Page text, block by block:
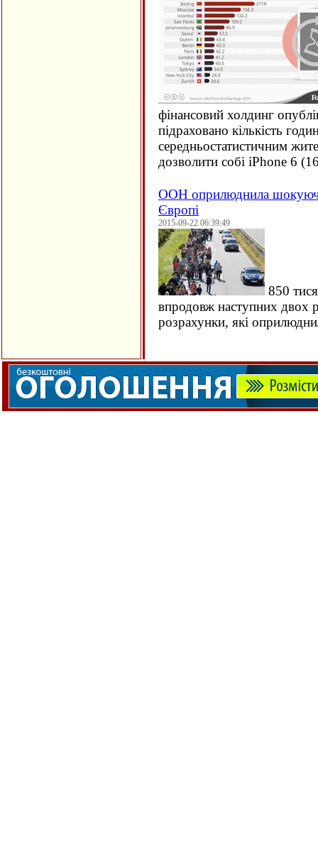
фінансовий холдинг
підраховано кількість
середньостатистичним
дозволити собі iPhone 6 (
ООН оприлюднила
Європі
2015-09-22 06:39:49
850
впродовж наступних двох
розрахунки, які